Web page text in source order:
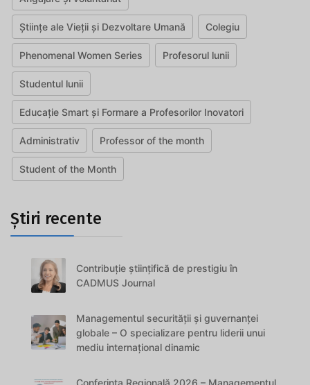
Științe ale Vieții și Dezvoltare Umană Colegiu
Phenomenal Women Series Profesorul lunii
Studentul lunii
Educație Smart și Formare a Profesorilor Inovatori
Administrativ Professor of the month
Student of the Month
Știri recente
Contribuție științifică de prestigiu în
CADMUS Journal
Managementul securității și guvernanței
globale – O specializare pentru liderii unui
mediu internațional dinamic
Conferința Regională 2026 – Managementul